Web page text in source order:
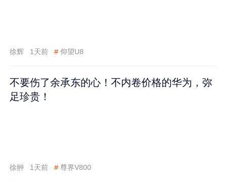
徐辉 1天前 # 仰望U8
不要伤了余承东的心！不内卷价格的华为，弥
足珍贵！
徐翀 1天前 # 尊界V800